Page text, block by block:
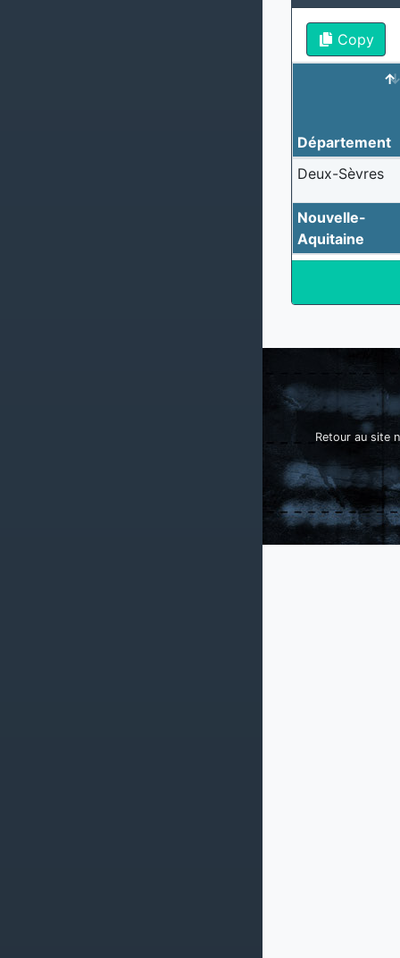
Copy
Département
Deux-Sèvres
Nouvelle-
Aquitaine
Retour au site